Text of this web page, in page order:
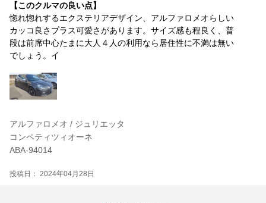
【このクルマの良い点】
惚れ惚れするエクステリアデザイン、アルファロメオらしい
カッコ良さプラス可愛さがあります。サイズ感も程良く、普
段は前席中心たまに大人４人の利用なら居住性に不満は無い
でしょう。イ
アルファロメオ / ジュリエッタ
コンペティツィオーネ
ABA-94014
投稿日： 2024年04月28日